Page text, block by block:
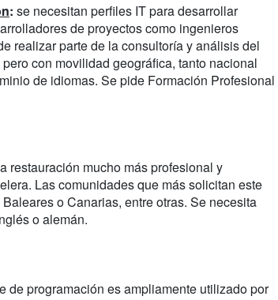
: se necesitan perfiles IT para desarrollar
de proyectos como ingenieros
realizar parte de la consultoría y análisis del
con movilidad geográfica, tanto nacional
de idiomas. Se pide Formación Profesional
restauración mucho más profesional y
Las comunidades que más solicitan este
o Canarias, entre otras. Se necesita
o alemán.
de programación es ampliamente utilizado por